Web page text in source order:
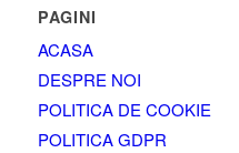
PAGINI
ACASA
DESPRE NOI
POLITICA DE COOKIE
POLITICA GDPR